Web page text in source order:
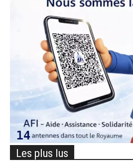
Les plus lus